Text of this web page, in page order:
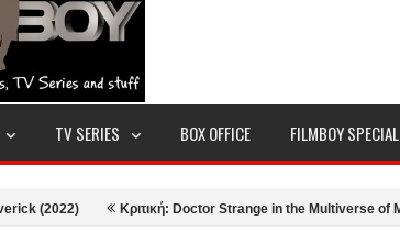
TV SERIES BOX OFFICE FILMBOY
Κριτική: Doctor Strange in the Multiverse of Madness